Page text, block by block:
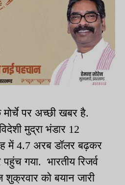
पर अच्छी खबर है.
मुद्रा भंडार 12
में 4.7 अरब डॉलर बढ़कर
गया. भारतीय रिजर्व
को बयान जारी